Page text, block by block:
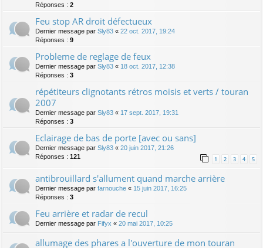
Réponses : 2
Feu stop AR droit défectueux
Dernier message par Sly83 « 22 oct. 2017, 19:24
Réponses : 9
Probleme de reglage de feux
Dernier message par Sly83 « 18 oct. 2017, 12:38
Réponses : 3
répétiteurs clignotants rétros moisis et verts / touran
2007
Dernier message par Sly83 « 17 sept. 2017, 19:31
Réponses : 3
Eclairage de bas de porte [avec ou sans]
Dernier message par Sly83 « 20 juin 2017, 21:26
Réponses : 121 1 2 3 4 5
antibrouillard s'allument quand marche arrière
Dernier message par farnouche « 15 juin 2017, 16:25
Réponses : 3
Feu arrière et radar de recul
Dernier message par Fifyx « 20 mai 2017, 10:25
allumage des phares a l'ouverture de mon touran